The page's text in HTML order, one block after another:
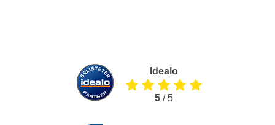
Idealo
5/ 5